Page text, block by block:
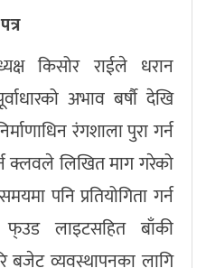
किसोर राईले धरान
अभाव बर्षौ देखि
रंगशाला पुरा गर्न
क्लवले लिखित माग गरेको
पनि प्रतियोगिता गर्न
लाइटसहित बाँकी
बजेट व्यवस्थापनका लागि